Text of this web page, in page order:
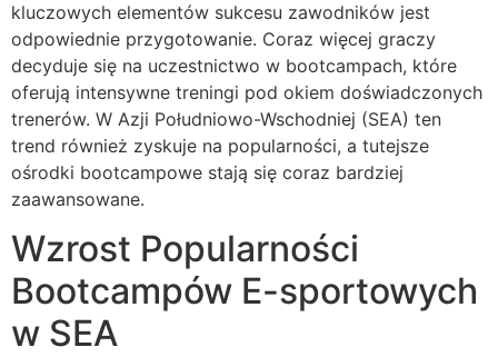
kluczowych elementów sukcesu zawodników jest
odpowiednie przygotowanie. Coraz więcej graczy
decyduje się na uczestnictwo w bootcampach, które
oferują intensywne treningi pod okiem doświadczonych
trenerów. W Azji Południowo-Wschodniej (SEA) ten
trend również zyskuje na popularności, a tutejsze
ośrodki bootcampowe stają się coraz bardziej
zaawansowane.
Wzrost Popularności
Bootcampów E-sportowych
w SEA